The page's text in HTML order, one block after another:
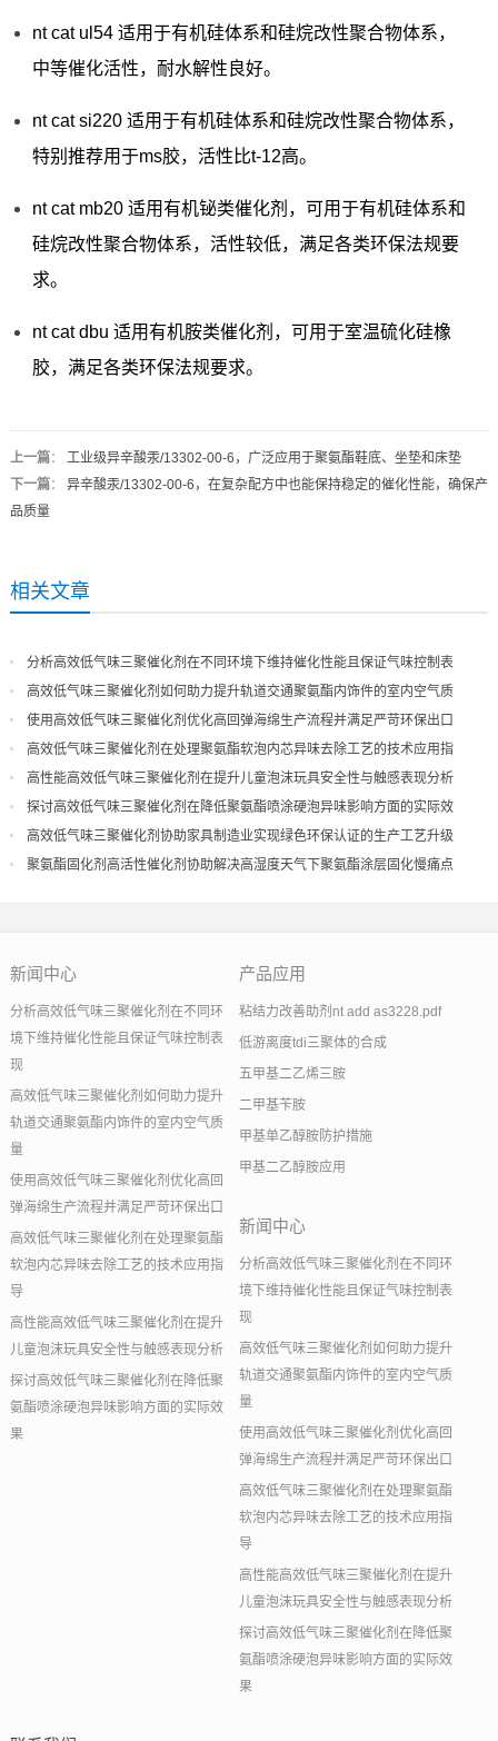
nt cat ul54 适用于有机硅体系和硅烷改性聚合物体系，
中等催化活性，耐水解性良好。
nt cat si220 适用于有机硅体系和硅烷改性聚合物体系，
特别推荐用于ms胶，活性比t-12高。
nt cat mb20 适用有机铋类催化剂，可用于有机硅体系和
硅烷改性聚合物体系，活性较低，满足各类环保法规要
求。
nt cat dbu 适用有机胺类催化剂，可用于室温硫化硅橡
胶，满足各类环保法规要求。
上一篇： 工业级异辛酸汞/13302-00-6，广泛应用于聚氨酯鞋底、坐垫和床垫
下一篇： 异辛酸汞/13302-00-6，在复杂配方中也能保持稳定的催化性能，确保产
品质量
相关文章
分析高效低气味三聚催化剂在不同环境下维持催化性能且保证气味控制表
现
高效低气味三聚催化剂如何助力提升轨道交通聚氨酯内饰件的室内空气质
量
使用高效低气味三聚催化剂优化高回弹海绵生产流程并满足严苛环保出口
高效低气味三聚催化剂在处理聚氨酯软泡内芯异味去除工艺的技术应用指
导
高性能高效低气味三聚催化剂在提升儿童泡沫玩具安全性与触感表现分析
探讨高效低气味三聚催化剂在降低聚氨酯喷涂硬泡异味影响方面的实际效
果
高效低气味三聚催化剂协助家具制造业实现绿色环保认证的生产工艺升级
聚氨酯固化剂高活性催化剂协助解决高湿度天气下聚氨酯涂层固化慢痛点
新闻中心
分析高效低气味三聚催化剂在不同环
境下维持催化性能且保证气味控制表
现
高效低气味三聚催化剂如何助力提升
轨道交通聚氨酯内饰件的室内空气质
量
使用高效低气味三聚催化剂优化高回
弹海绵生产流程并满足严苛环保出口
高效低气味三聚催化剂在处理聚氨酯
软泡内芯异味去除工艺的技术应用指
导
高性能高效低气味三聚催化剂在提升
儿童泡沫玩具安全性与触感表现分析
探讨高效低气味三聚催化剂在降低聚
氨酯喷涂硬泡异味影响方面的实际效
果
产品应用
粘结力改善助剂nt add as3228.pdf
低游离度tdi三聚体的合成
五甲基二乙烯三胺
二甲基苄胺
甲基单乙醇胺防护措施
甲基二乙醇胺应用
新闻中心
分析高效低气味三聚催化剂在不同环
境下维持催化性能且保证气味控制表
现
高效低气味三聚催化剂如何助力提升
轨道交通聚氨酯内饰件的室内空气质
量
使用高效低气味三聚催化剂优化高回
弹海绵生产流程并满足严苛环保出口
高效低气味三聚催化剂在处理聚氨酯
软泡内芯异味去除工艺的技术应用指
导
高性能高效低气味三聚催化剂在提升
儿童泡沫玩具安全性与触感表现分析
探讨高效低气味三聚催化剂在降低聚
氨酯喷涂硬泡异味影响方面的实际效
果